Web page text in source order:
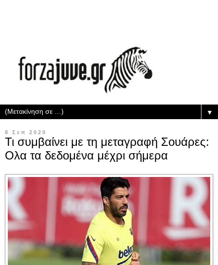
▼
8 Σεπ 2020
Τι συμβαίνει με τη μεταγραφή Σουάρες:
Ολα τα δεδομένα μέχρι σήμερα